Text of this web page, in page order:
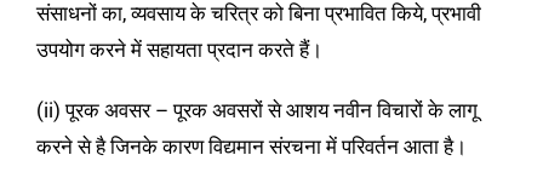
संसाधनों का, व्यवसाय के चरित्र को बिना प्रभावित किये, प्रभावी
उपयोग करने में सहायता प्रदान करते हैं।
(ii) पूरक अवसर – पूरक अवसरों से आशय नवीन विचारों के लागू
करने से है जिनके कारण विद्यमान संरचना में परिवर्तन आता है।